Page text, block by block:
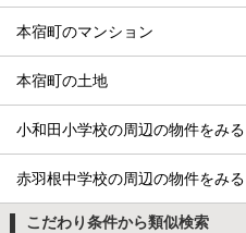
本宿町のマンション
本宿町の土地
小和田小学校の周辺の物件をみる
赤羽根中学校の周辺の物件をみる
こだわり条件から類似検索